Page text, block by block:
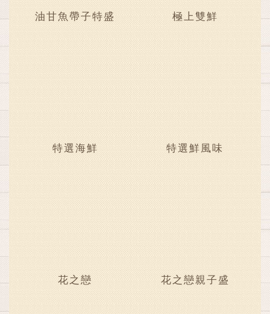
油甘魚帶子特盛 極上雙鮮
特選海鮮 特選鮮風味
花之戀 花之戀親子盛